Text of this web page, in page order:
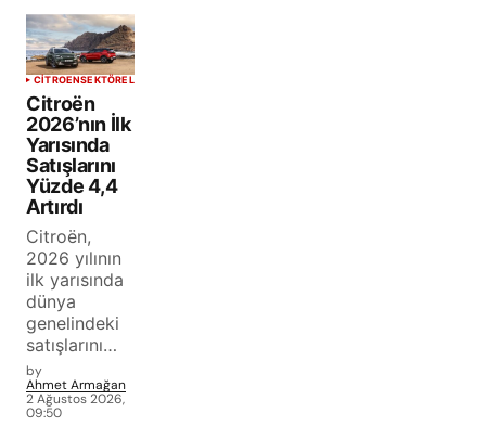
CITROENSEKTÖREL
Citroën
2026’nın İlk
Yarısında
Satışlarını
Yüzde 4,4
Artırdı
Citroën,
2026 yılının
ilk yarısında
dünya
genelindeki
satışlarını…
by
Ahmet Armağan
2 Ağustos 2026,
09:50